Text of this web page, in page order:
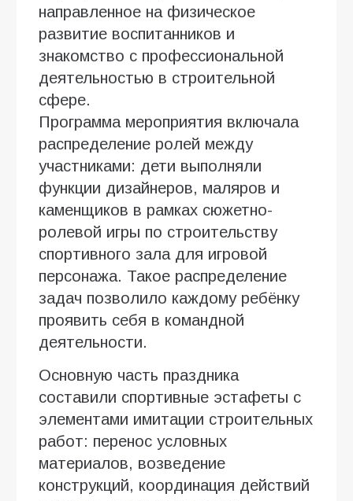
направленное на физическое
развитие воспитанников и
знакомство с профессиональной
деятельностью в строительной
сфере.
Программа мероприятия включала
распределение ролей между
участниками: дети выполняли
функции дизайнеров, маляров и
каменщиков в рамках сюжетно-
ролевой игры по строительству
спортивного зала для игровой
персонажа. Такое распределение
задач позволило каждому ребёнку
проявить себя в командной
деятельности.
Основную часть праздника
составили спортивные эстафеты с
элементами имитации строительных
работ: перенос условных
материалов, возведение
конструкций, координация действий